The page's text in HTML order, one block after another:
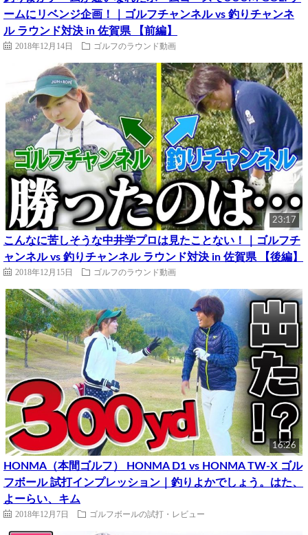
ームにリベンジ企画！｜ゴルフチャンネル vs 釣りチャンネ
ル ラウンド対決 in 佐賀県 【前編】
2018年12月14日 ゴルフのラウンド動画
23:17
こんなに苦しそうな中井学プロは見たことない！｜ゴルフチ
ャンネル vs 釣りチャンネル ラウンド対決 in 佐賀県 【後編】
2018年12月15日 ゴルフのラウンド動画
16:26
HONMA（本間ゴルフ） HONMA D1 vs HONMA TW-X ゴル
フボール 試打インプレッション｜釣りよかでしょう。はた、
よーらい、キム
2018年12月7日 ゴルフボールの試打・レビュー